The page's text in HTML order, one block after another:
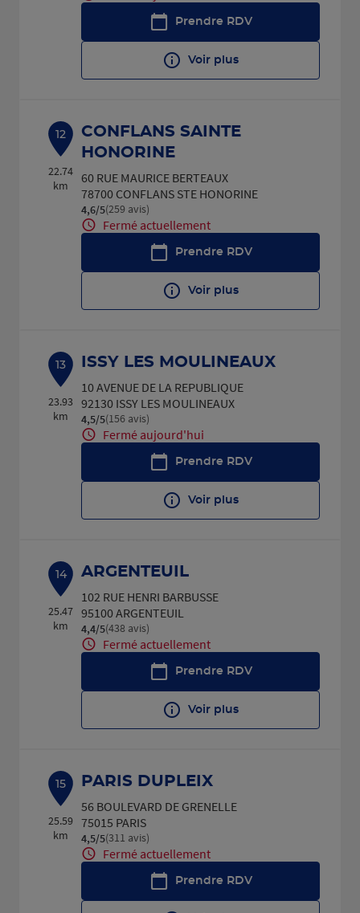
Prendre RDV
Voir plus
12
22.74
km
CONFLANS SAINTE
HONORINE
60 RUE MAURICE BERTEAUX
78700 CONFLANS STE HONORINE
4,6/5Note de 4.6 sur 5
(259 avis)
Fermé actuellement
Prendre RDV
Voir plus
13
23.93
km
ISSY LES MOULINEAUX
10 AVENUE DE LA REPUBLIQUE
92130 ISSY LES MOULINEAUX
4,5/5Note de 4.5 sur 5
(156 avis)
Fermé aujourd'hui
Prendre RDV
Voir plus
14
25.47
km
ARGENTEUIL
102 RUE HENRI BARBUSSE
95100 ARGENTEUIL
4,4/5Note de 4.4 sur 5
(438 avis)
Fermé actuellement
Prendre RDV
Voir plus
15
25.59
km
PARIS DUPLEIX
56 BOULEVARD DE GRENELLE
75015 PARIS
4,5/5Note de 4.5 sur 5
(311 avis)
Fermé actuellement
Prendre RDV